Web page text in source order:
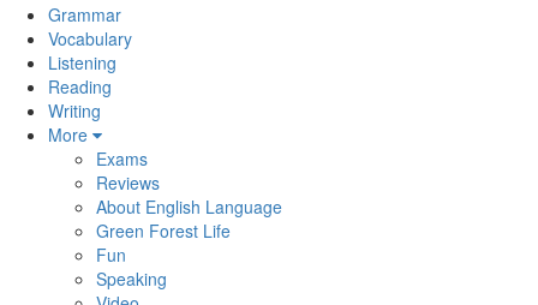
Grammar
Vocabulary
Listening
Reading
Writing
More
Exams
Reviews
About English Language
Green Forest Life
Fun
Speaking